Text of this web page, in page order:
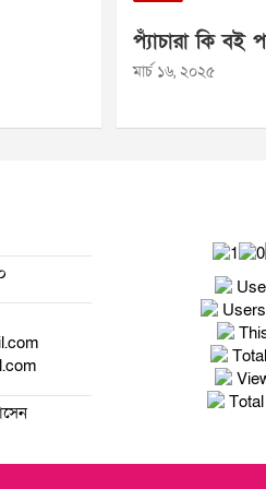
প্যাঁচারা কি বই
মার্চ ১৬, ২০২৫
Users